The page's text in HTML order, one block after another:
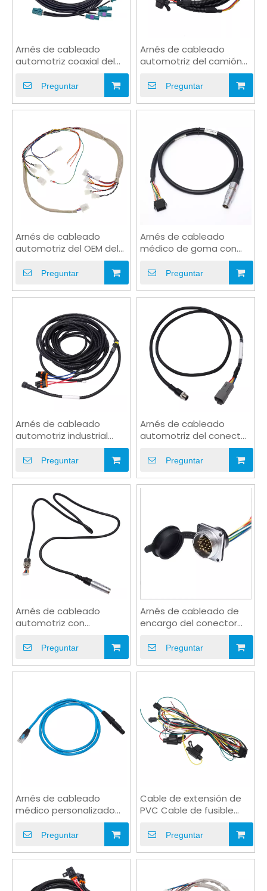
Arnés de cableado
automotriz coaxial del
remolque de la vivienda
del enchufe del PVC
Preguntar
Arnés de cableado
automotriz del camión
del PVC del negro del
tubo corrugado
Preguntar
Arnés de cableado
automotriz del OEM del
circuito eléctrico del
remolque de Molex
Preguntar
Arnés de cableado
médico de goma con
flexiblePreguntar
Arnés de cableado
automotriz industrial
impermeable de tubería
de PVCPreguntar
Arnés de cableado
automotriz del conector
impermeable IP67
Preguntar
Arnés de cableado
automotriz con
conector impermeable
bloqueable
Preguntar
Arnés de cableado de
encargo del conector
enchufe de la aviación
Preguntar
Arnés de cableado
médico personalizado
aislado con conector
RJ45
Preguntar
Cable de extensión de
PVC Cable de fusible
Arnés de cableado de
motocicleta
Preguntar